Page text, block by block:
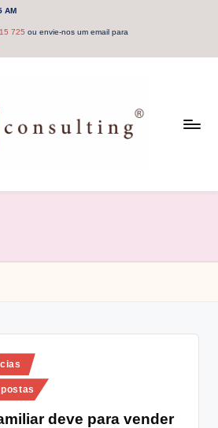
AM
725 ou envie-nos um email para
deve para vender